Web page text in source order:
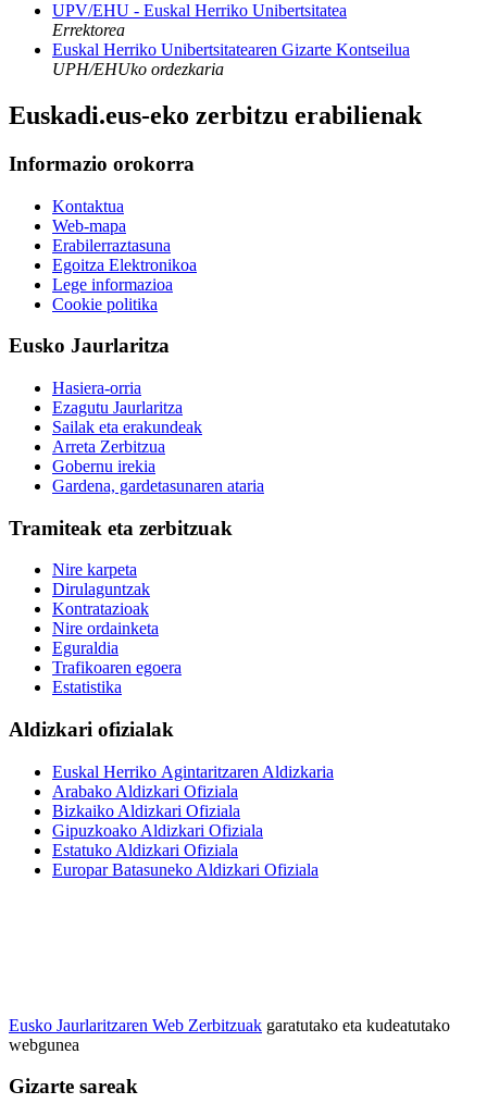
UPV/EHU - Euskal Herriko Unibertsitatea
Errektorea
Euskal Herriko Unibertsitatearen Gizarte Kontseilua
UPH/EHUko ordezkaria
Euskadi.eus-eko zerbitzu erabilienak
Informazio orokorra
Kontaktua
Web-mapa
Erabilerraztasuna
Egoitza Elektronikoa
Lege informazioa
Cookie politika
Eusko Jaurlaritza
Hasiera-orria
Ezagutu Jaurlaritza
Sailak eta erakundeak
Arreta Zerbitzua
Gobernu irekia
Gardena, gardetasunaren ataria
Tramiteak eta zerbitzuak
Nire karpeta
Dirulaguntzak
Kontratazioak
Nire ordainketa
Eguraldia
Trafikoaren egoera
Estatistika
Aldizkari ofizialak
Euskal Herriko Agintaritzaren Aldizkaria
Arabako Aldizkari Ofiziala
Bizkaiko Aldizkari Ofiziala
Gipuzkoako Aldizkari Ofiziala
Estatuko Aldizkari Ofiziala
Europar Batasuneko Aldizkari Ofiziala
Eusko Jaurlaritzaren Web Zerbitzuak garatutako eta kudeatutako
webgunea
Gizarte sareak